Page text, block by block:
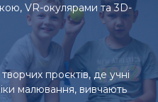
VR-окулярами та 3D-
проєктів, де учні
малювання, вивчають